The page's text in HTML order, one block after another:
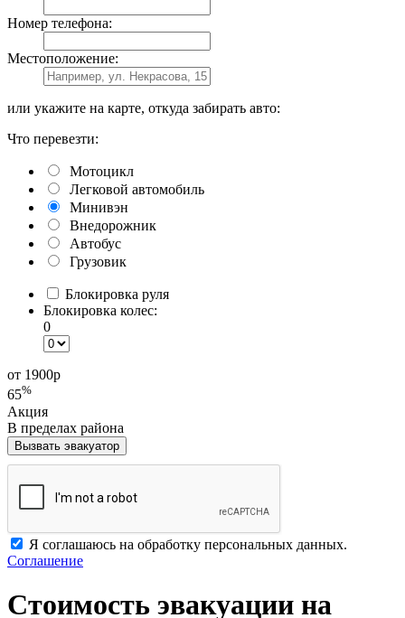
Номер телефона:
Местоположение:
или укажите на карте, откуда забирать авто:
Что перевезти:
Мотоцикл
Легковой автомобиль
Минивэн
Внедорожник
Автобус
Грузовик
Блокировка руля
Блокировка колес:
0
от 1900р
65%
Акция
В пределах района
Вызвать эвакуатор
Я соглашаюсь на обработку персональных данных.
Соглашение
Стоимость эвакуации на